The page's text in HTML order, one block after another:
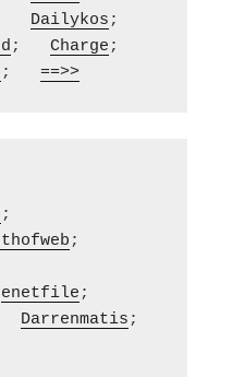
Dailykos;
; Charge;
; ==>>
;
;
enetfile;
Darrenmatis;